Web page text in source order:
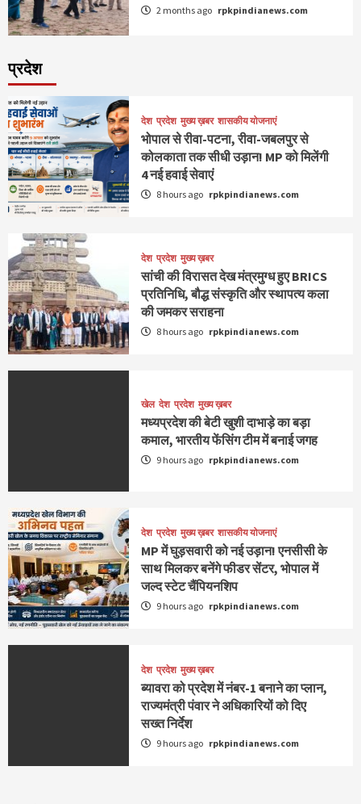
2 months ago rpkpindianews.com
प्रदेश
देश प्रदेश मुख्य ख़बर शासकीय योजनाएं
भोपाल से रीवा-पटना, रीवा-जबलपुर से
कोलकाता तक सीधी उड़ान! MP को मिलेंगी
4 नई हवाई सेवाएं
8 hours ago rpkpindianews.com
देश प्रदेश मुख्य ख़बर
सांची की विरासत देख मंत्रमुग्ध हुए BRICS
प्रतिनिधि, बौद्ध संस्कृति और स्थापत्य कला
की जमकर सराहना
8 hours ago rpkpindianews.com
खेल देश प्रदेश मुख्य ख़बर
मध्यप्रदेश की बेटी खुशी दाभाड़े का बड़ा
कमाल, भारतीय फेंसिंग टीम में बनाई जगह
9 hours ago rpkpindianews.com
देश प्रदेश मुख्य ख़बर शासकीय योजनाएं
MP में घुड़सवारी को नई उड़ान! एनसीसी के
साथ मिलकर बनेंगे फीडर सेंटर, भोपाल में
जल्द स्टेट चैंपियनशिप
9 hours ago rpkpindianews.com
देश प्रदेश मुख्य ख़बर
ब्यावरा को प्रदेश में नंबर-1 बनाने का प्लान,
राज्यमंत्री पंवार ने अधिकारियों को दिए
सख्त निर्देश
9 hours ago rpkpindianews.com